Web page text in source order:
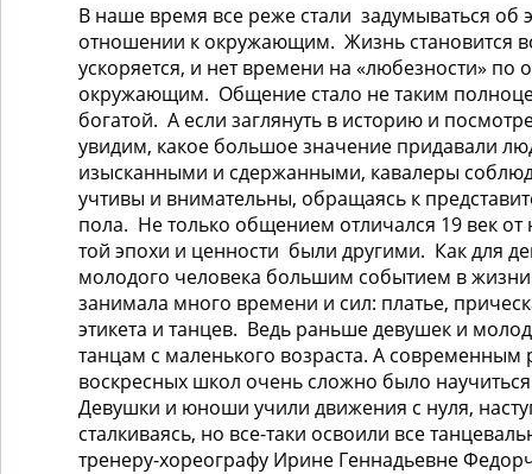
В наше время все реже стали задумываться об
отношении к окружающим. Жизнь становится
ускоряется, и нет времени на «любезности» по
окружающим. Общение стало не таким
богатой. А если заглянуть в историю и
увидим, какое большое значение придавали
изысканными и сдержанными, кавалеры
учтивы и внимательны, обращаясь к
пола. Не только общением отличался 19 век
той эпохи и ценности были другими. Как для
молодого человека большим событием в
занимала много времени и сил: платье,
этикета и танцев. Ведь раньше девушек и
танцам с маленького возраста. А
воскресных школ очень сложно было
Девушки и юноши учили движения с нуля,
сталкиваясь, но все-таки освоили все
тренеру-хореографу Ирине Геннадьевне